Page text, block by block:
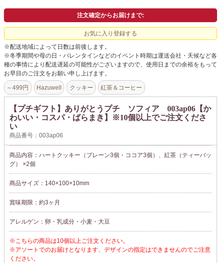
注文確定からお届けまで:
お気に入り登録する
※配送地域によって日数は前後します。
※冬季期間や母の日・バレンタインなどのイベント時期は運送会社・天候など各
種の事情により配送遅延の可能性がございますので、使用日までの余裕をもって
お早目のご注文をお願い申し上げます。
～499円 Hazuwell クッキー 紅茶＆コーヒー
【プチギフト】ありがとうプチ ソフィア 003ap06【か
わいい・コスパ・ばらまき】※10個以上でご注文くださ
い
商品番号：003ap06
商品内容：ハートクッキー（プレーン3個・ココア3個）、紅茶（ティーバッ
グ） ×2個
商品サイズ：140×100×10mm
賞味期限：約3ヶ月
アレルゲン：卵・乳成分・小麦・大豆
※こちらの商品は10個以上ご注文ください。
※アソートでのお届けとなります、デザインの指定はできませんのでご注意
ください。